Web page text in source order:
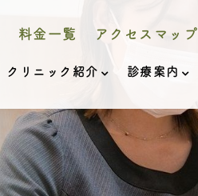
料金一覧 アクセスマップ
クリニック紹介 診療案内